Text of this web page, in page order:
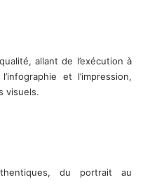
allant de l’exécution à
et l’impression,
visuels.
du portrait au